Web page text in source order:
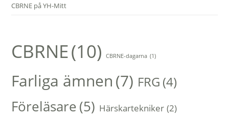
CBRNE på YH-Mitt
CBRNE(10) CBRNE-dagarna (1)
Farliga ämnen(7) FRG (4)
Föreläsare(5) Härskartekniker (2)